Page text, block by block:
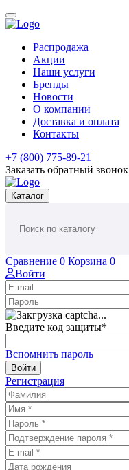
Распродажа
Акции
Наши услуги
Бренды
Новости
О компании
Доставка и оплата
Контакты
+7 (800) 775-89-21
Заказать обратный звонок
Каталог
Сравнение 0 Корзина 0
Войти
Введите код защиты*
Вспомнить пароль
Войти
Регистрация